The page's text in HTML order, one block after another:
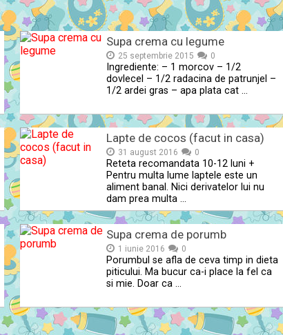
Supa crema cu legume
25 septembrie 2015 0
Ingrediente: – 1 morcov – 1/2
dovlecel – 1/2 radacina de patrunjel –
1/2 ardei gras – apa plata cat …
Lapte de cocos (facut in casa)
31 august 2016 0
Reteta recomandata 10-12 luni +
Pentru multa lume laptele este un
aliment banal. Nici derivatelor lui nu
dam prea multa …
Supa crema de porumb
1 iunie 2016 0
Porumbul se afla de ceva timp in dieta
piticului. Ma bucur ca-i place la fel ca
si mie. Doar ca …